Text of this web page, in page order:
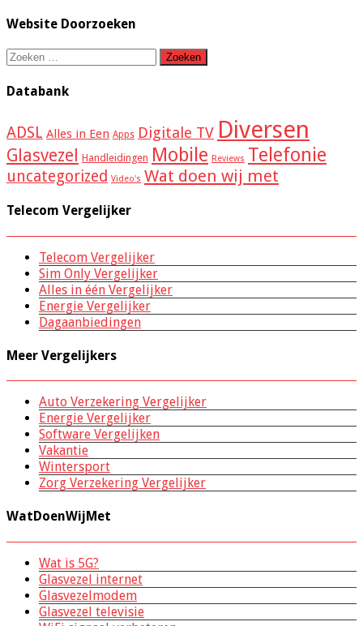
Website Doorzoeken
Zoeken
Databank
ADSL Alles in Een Apps Digitale TV Diversen
Glasvezel Handleidingen Mobile Reviews Telefonie
uncategorized Video's Wat doen wij met
Telecom Vergelijker
Telecom Vergelijker
Sim Only Vergelijker
Alles in één Vergelijker
Energie Vergelijker
Dagaanbiedingen
Meer Vergelijkers
Auto Verzekering Vergelijker
Energie Vergelijker
Software Vergelijken
Vakantie
Wintersport
Zorg Verzekering Vergelijker
WatDoenWijMet
Wat is 5G?
Glasvezel internet
Glasvezelmodem
Glasvezel televisie